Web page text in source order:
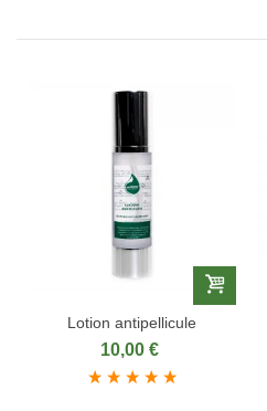
Lotion antipellicule
10,00 €